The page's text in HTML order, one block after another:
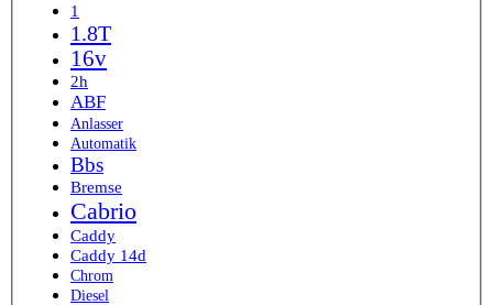
1
1.8T
16v
2h
ABF
Anlasser
Automatik
Bbs
Bremse
Cabrio
Caddy
Caddy 14d
Chrom
Diesel